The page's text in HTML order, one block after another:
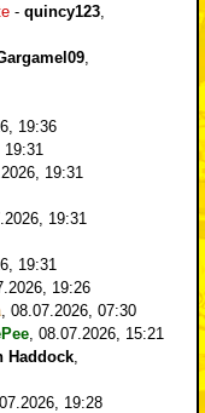
- quincy123
19:36
19:31
19:31
19:31
19:26
08.07.2026, 07:30
08.07.2026, 15:21
Haddock
19:28